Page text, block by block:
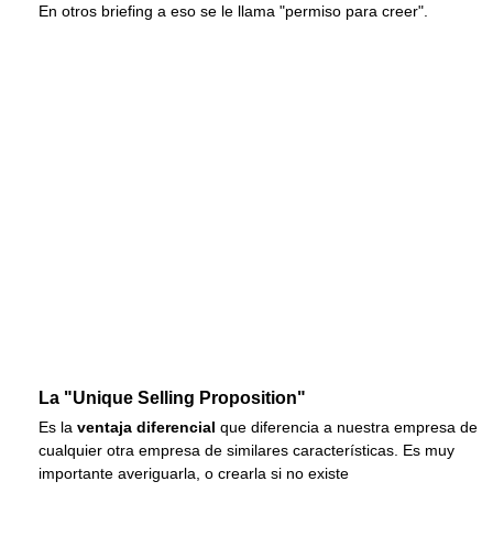
En otros briefing a eso se le llama "permiso para creer".
La "Unique Selling Proposition"
Es la ventaja diferencial que diferencia a nuestra empresa de
cualquier otra empresa de similares características. Es muy
importante averiguarla, o crearla si no existe